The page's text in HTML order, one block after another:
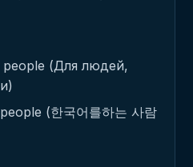
people (Для людей,
(한국어를하는 사람